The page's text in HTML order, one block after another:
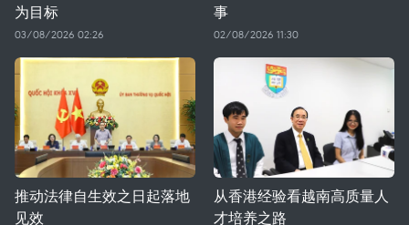
为目标
03/08/2026 02:26
事
02/08/2026 11:30
推动法律自生效之日起落地
见效
从香港经验看越南高质量人
才培养之路